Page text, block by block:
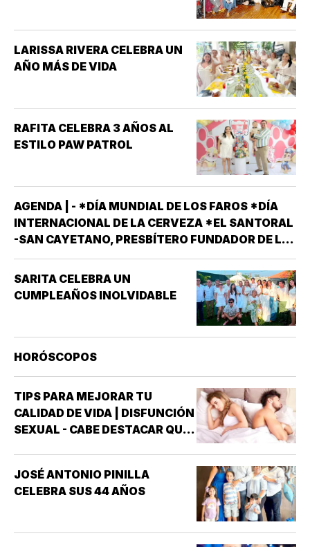
LARISSA RIVERA CELEBRA UN
AÑO MÁS DE VIDA
RAFITA CELEBRA 3 AÑOS AL
ESTILO PAW PATROL
AGENDA | - *DÍA MUNDIAL DE LOS FAROS *DÍA
INTERNACIONAL DE LA CERVEZA *EL SANTORAL
-SAN CAYETANO, PRESBÍTERO FUNDADOR DE LA
ORDEN DE LOS TEATINOS. SANTOS Y MÁRTIRES
SIXTO II PAPA MÁRTIR Y SUS DISCÍPULOS
FELICÍSIMO Y AGAPITO. SAN MIGUEL DE LA
SARITA CELEBRA UN
CUMPLEAÑOS INOLVIDABLE
HORÓSCOPOS
TIPS PARA MEJORAR TU
CALIDAD DE VIDA | DISFUNCIÓN
SEXUAL - CABE DESTACAR QUE
INTERÉS HA GENERADO PARA
LA INVESTIGACIÓN DE NUEVOS
JOSÉ ANTONIO PINILLA
CELEBRA SUS 44 AÑOS